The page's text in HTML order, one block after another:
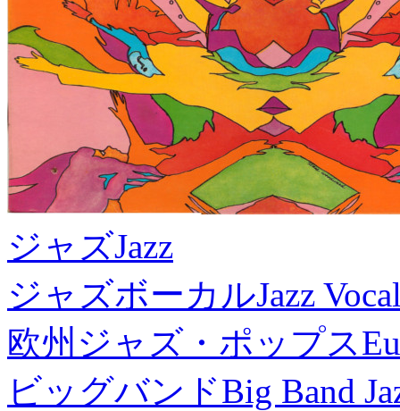
ジャズJazz
ジャズボーカルJazz
欧州ジャズ・ポップス
ビッグバンドBig Band